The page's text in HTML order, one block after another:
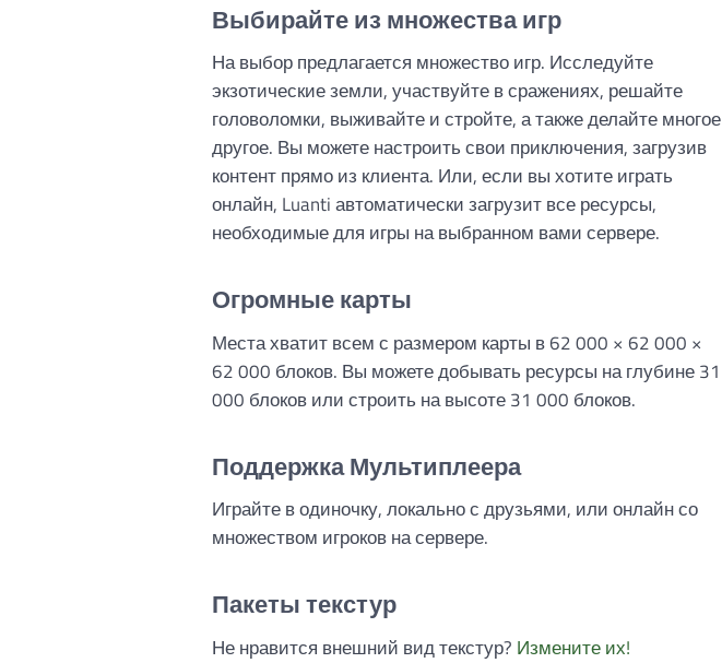
Выбирайте из множества игр
На выбор предлагается множество игр. Исследуйте
экзотические земли, участвуйте в сражениях, решайте
головоломки, выживайте и стройте, а также делайте многое
другое. Вы можете настроить свои приключения, загрузив
контент прямо из клиента. Или, если вы хотите играть
онлайн, Luanti автоматически загрузит все ресурсы,
необходимые для игры на выбранном вами сервере.
Огромные карты
Места хватит всем с размером карты в 62 000 × 62 000 ×
62 000 блоков. Вы можете добывать ресурсы на глубине 31
000 блоков или строить на высоте 31 000 блоков.
Поддержка Мультиплеера
Играйте в одиночку, локально с друзьями, или онлайн со
множеством игроков на сервере.
Пакеты текстур
Не нравится внешний вид текстур? Измените их!